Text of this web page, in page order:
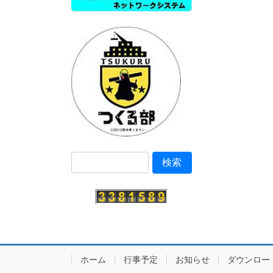
ホーム 行事予定 お知らせ ダウンロー